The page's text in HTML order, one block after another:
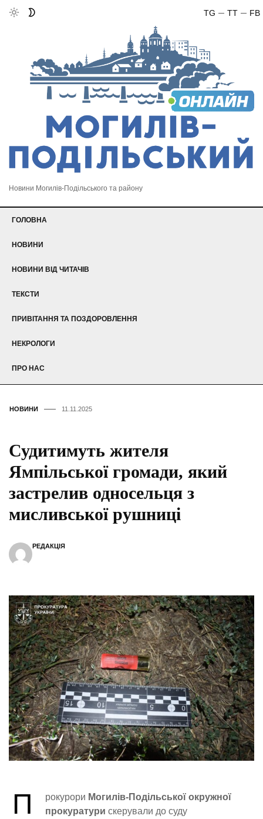
FB
TT
TG
Новини Могилів-Подільського та району
ГОЛОВНА
НОВИНИ
НОВИНИ ВІД ЧИТАЧІВ
ТЕКСТИ
ПРИВІТАННЯ ТА ПОЗДОРОВЛЕННЯ
НЕКРОЛОГИ
ПРО НАС
НОВИНИ 11.11.2025
Судитимуть жителя
Ямпільської громади, який
застрелив односельця з
мисливської рушниці
РЕДАКЦІЯ
П рокурори Могилів-Подільської окружної
прокуратури скерували до суду